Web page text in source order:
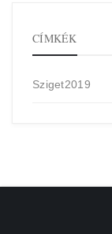
CÍMKÉK
Sziget2019